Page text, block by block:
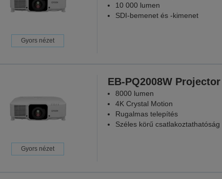
Gyors nézet
10 000 lumen
SDI-bemenet és -kimenet
Gyors nézet
EB-PQ2008W Projector
8000 lumen
4K Crystal Motion
Rugalmas telepítés
Széles körű csatlakoztathatóság